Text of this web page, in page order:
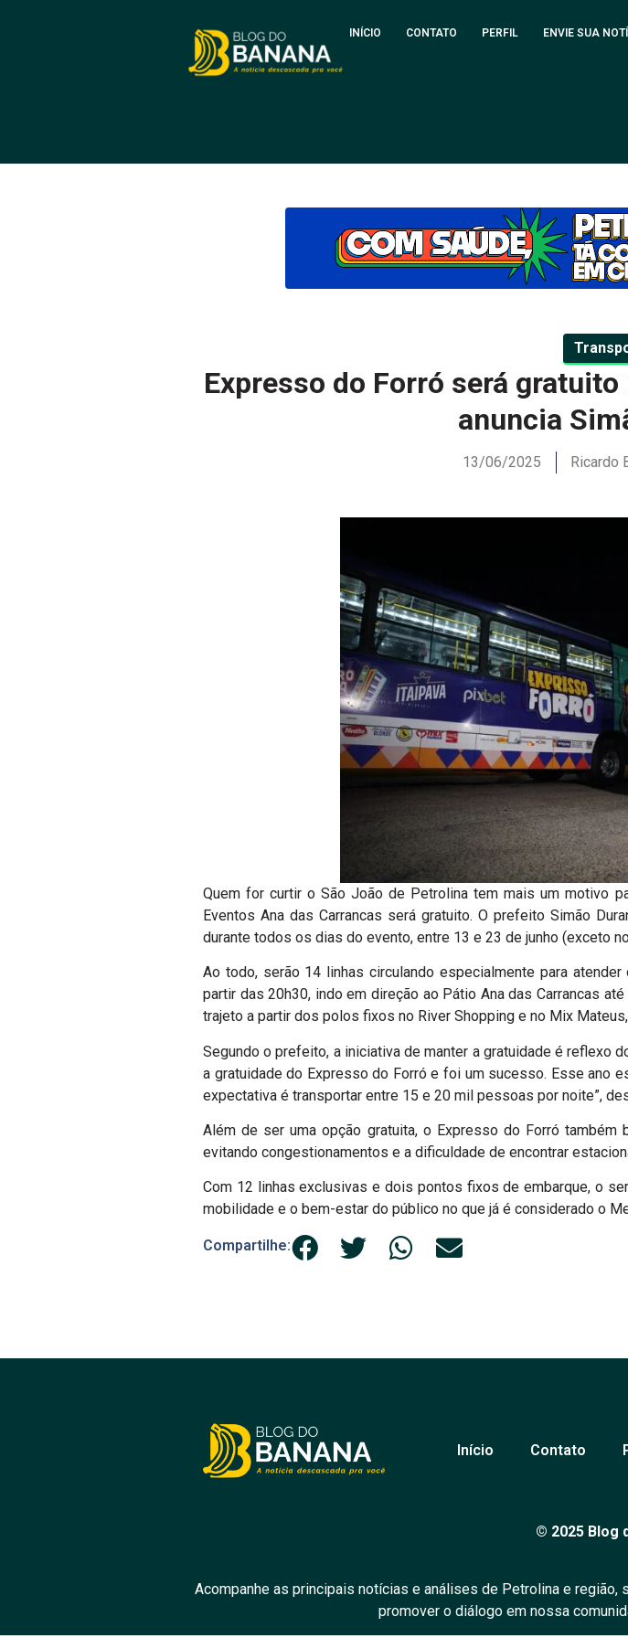
INÍCIO CONTATO PERFIL ENVIE SUA
Expresso do Forró será
anuncia
13/06/2025 Ricardo
Quem for curtir o São João de Petrolina tem mais um motivo
Eventos Ana das Carrancas será gratuito. O prefeito Simão
durante todos os dias do evento, entre 13 e 23 de junho (exceto
Ao todo, serão 14 linhas circulando especialmente para
partir das 20h30, indo em direção ao Pátio Ana das Carrancas
trajeto a partir dos polos fixos no River Shopping e no Mix
Segundo o prefeito, a iniciativa de manter a gratuidade é reflexo
a gratuidade do Expresso do Forró e foi um sucesso. Esse ano
expectativa é transportar entre 15 e 20 mil pessoas por noite”,
Além de ser uma opção gratuita, o Expresso do Forró
evitando congestionamentos e a dificuldade de encontrar
Com 12 linhas exclusivas e dois pontos fixos de embarque, o
mobilidade e o bem-estar do público no que já é considerado o
Compartilhe:
Início Contato
© 2025 Blog
Acompanhe as principais notícias e análises de Petrolina e
promover o diálogo em nossa